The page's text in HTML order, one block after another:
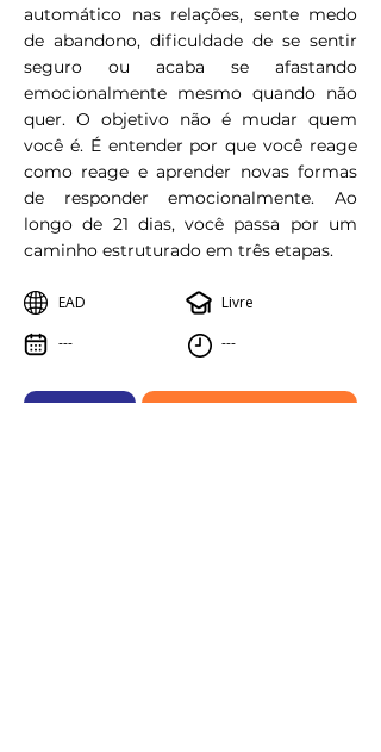
automático nas relações, sente medo
de abandono, dificuldade de se sentir
seguro ou acaba se afastando
emocionalmente mesmo quando não
quer. O objetivo não é mudar quem
você é. É entender por que você reage
como reage e aprender novas formas
de responder emocionalmente. Ao
longo de 21 dias, você passa por um
caminho estruturado em três etapas.
EAD
---
Livre
---
Saiba mais Outras opções de Cursos